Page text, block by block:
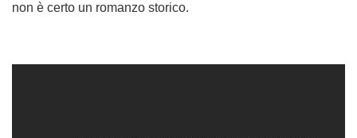
non è certo un romanzo storico.